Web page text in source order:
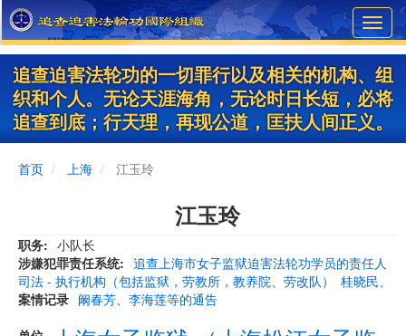
Skip
to
main
content
追查迫害法轮功的一切罪行以及相关的机构、组
织和个人。无论天涯海角，无论时日长短，必将
追查到底；行天理，再现公道，匡扶人间正义。
首页 上海 江玉玲
江玉玲
职务
小队长
涉嫌犯罪责任系统
司法 - 执行机构（包括监狱，劳教所，教养院、劳改队）
案情记录
追查上海市女子监狱迫害法轮功学员的责任人
桂晓民、
阚春芳、李海莲等的通告